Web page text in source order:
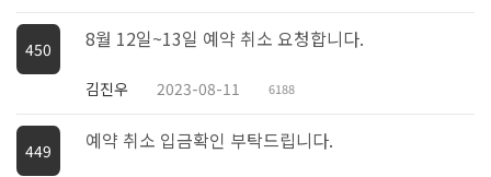
450 8월 12일~13일 예약 취소 요청합니다.
김진우 2023-08-11 6188
449 예약 취소 입금확인 부탁드립니다.